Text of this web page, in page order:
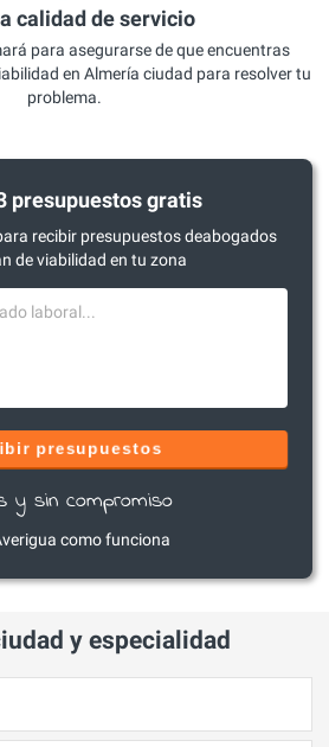
calidad de servicio
para asegurarse de que encuentras
en Almería ciudad para resolver tu
problema.
presupuestos gratis
recibir presupuestos deabogados
de viabilidad en tu zona
presupuestos
y sin compromiso
como funciona
y especialidad